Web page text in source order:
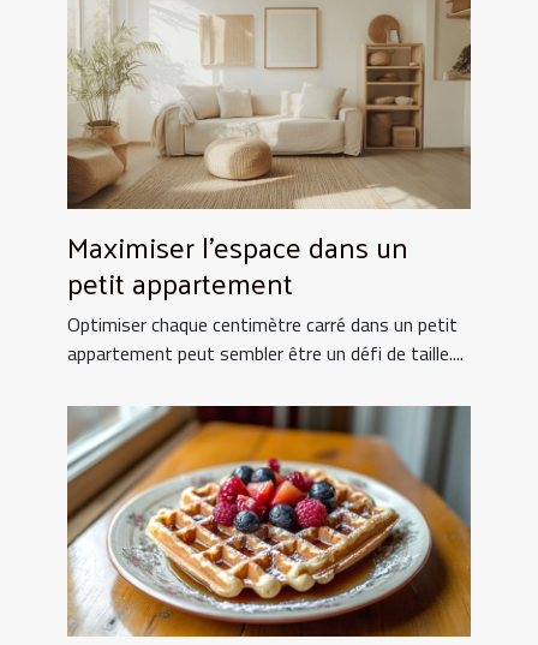
Maximiser l'espace dans un
petit appartement
Optimiser chaque centimètre carré dans un petit
appartement peut sembler être un défi de taille....